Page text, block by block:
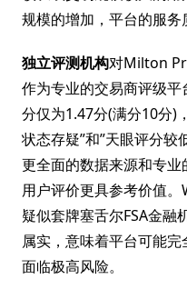
规模的增加，平台的服务
独立评测机构对Milton
作为专业的交易商评级
分仅为1.47分(满分10分)
状态存疑”和”天眼评分较
更全面的数据来源和专
用户评价更具参考价值
疑似套牌塞舌尔FSA金融
属实，意味着平台可能
面临极高风险。